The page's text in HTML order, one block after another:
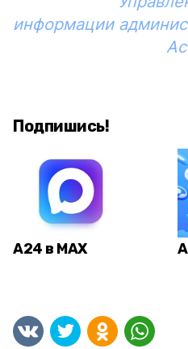
информации
Подпишись!
А24 в MAX